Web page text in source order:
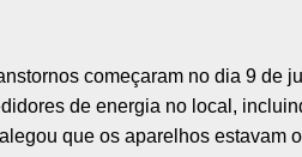
começaram no dia 9 de
de energia no local,
que os aparelhos estavam